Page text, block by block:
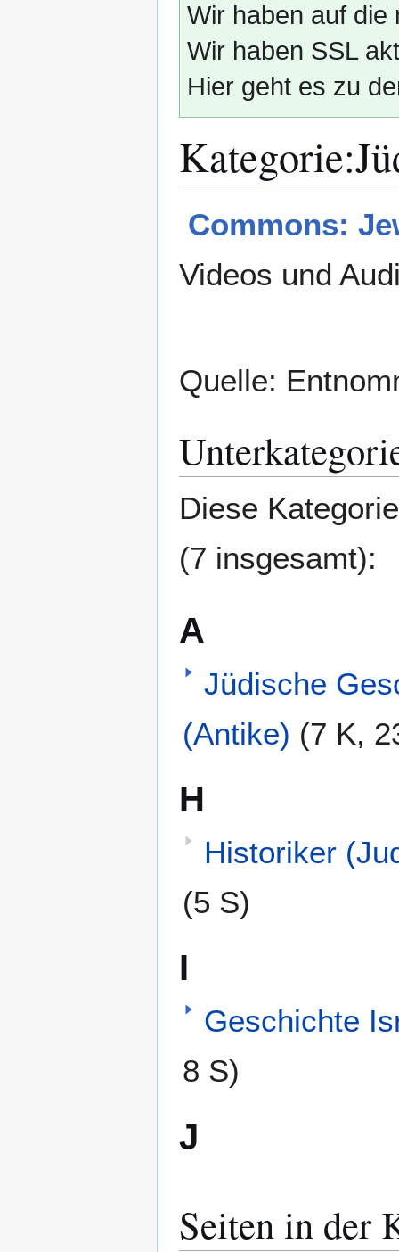
Wir haben auf die
Wir haben SSL
Hier geht es zu
Kategorie:
Navigation
Suche
Commons:
Videos und
Quelle:
Diese
(7 insgesamt):
A
Jüdische
(Antike) (7 K,
H
Historiker
(5 S)
I
Geschichte
8 S)
J
Seiten in der